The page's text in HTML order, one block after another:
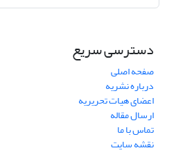
دسترسی سریع
صفحه اصلی
درباره نشریه
اعضای هیات تحریریه
ارسال مقاله
تماس با ما
نقشه سایت